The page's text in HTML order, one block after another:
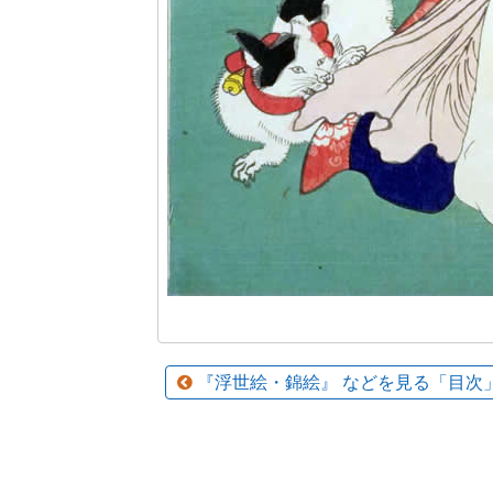
『浮世絵・錦絵』 などを見る「目次